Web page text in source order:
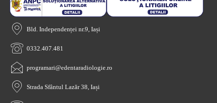
Bld. Independenței nr.9, Iași
0332.407.481
programari@edentaradiologie.ro
Strada Sfântul Lazăr 38, Iași